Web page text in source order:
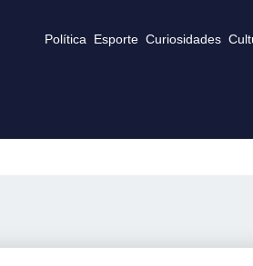
Política Esporte Curiosidades